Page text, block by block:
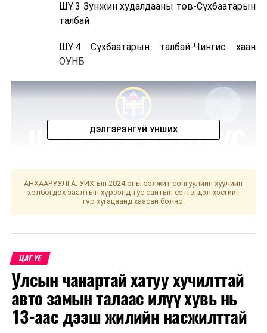
ШҮ:3 Зунжин худалдааны төв-Сүхбаатарын
талбай
ШҮ:4 Сүхбаатарын талбай-Чингис хаан
ОУНБ
ДЭЛГЭРЭНГҮЙ УНШИХ
АНХААРУУЛГА: УИХ-ын 2024 оны ээлжит сонгуулийн хуулийн
холбогдох заалтын хүрээнд тус сайтын сэтгэгдэл хэсгийг
түр хугацаанд хаасан болно.
ЦАГ ҮЕ
Улсын чанартай хатуу хучилттай
авто замын талаас илүү хувь нь
13-аас дээш жилийн насжилттай